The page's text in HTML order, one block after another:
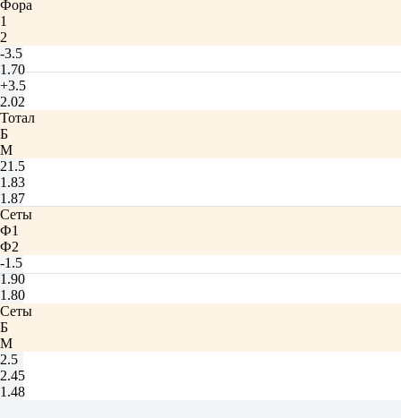
Фора
1
2
-3.5
1.70
+3.5
2.02
Тотал
Б
М
21.5
1.83
1.87
Сеты
Ф1
Ф2
-1.5
1.90
1.80
Сеты
Б
М
2.5
2.45
1.48